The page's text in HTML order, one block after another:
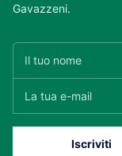
Gavazzeni.